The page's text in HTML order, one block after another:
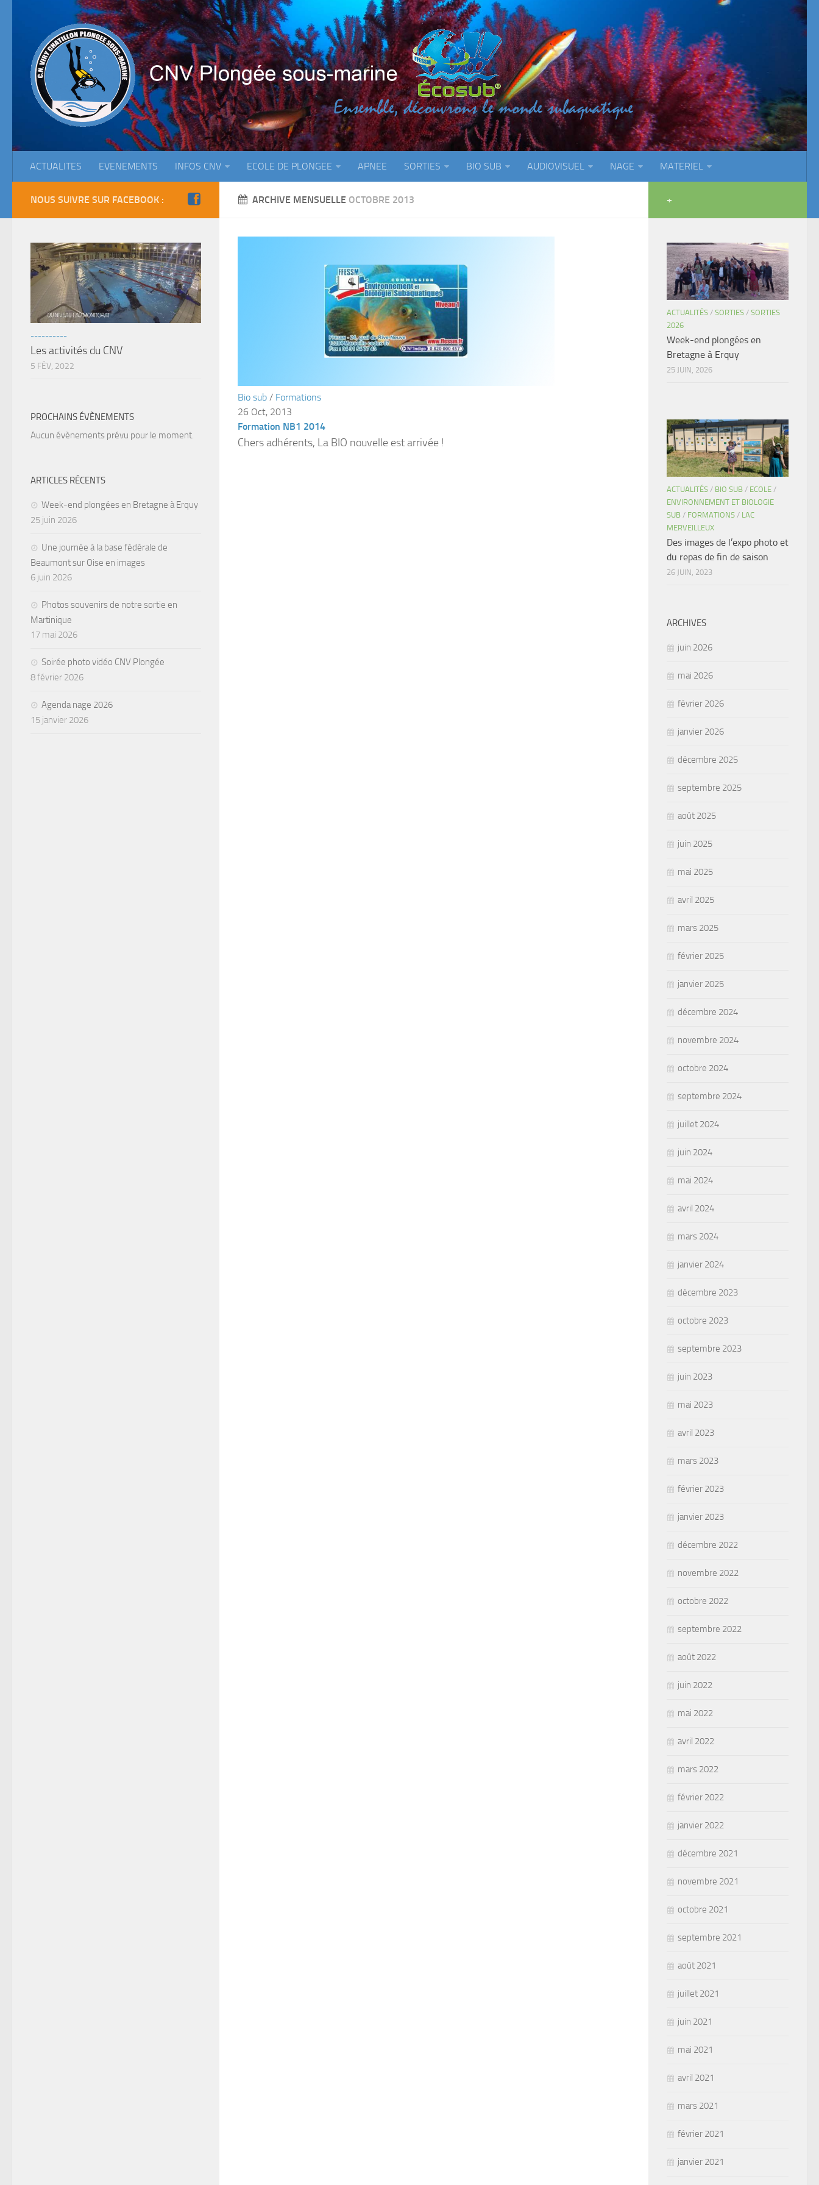
ACTUALITES EVENEMENTS INFOS CNV ECOLE DE PLONGEE APNEE SORTIES BIO SUB AUDIOVISUEL NAGE MATERIEL
ARCHIVE MENSUELLE OCTOBRE 2013
Bio sub / Formations
26 Oct, 2013
Formation NB1 2014
Chers adhérents, La BIO nouvelle est arrivée !
NOUS SUIVRE SUR FACEBOOK :
----------
Les activités du CNV
5 FÉV, 2022
PROCHAINS ÉVÈNEMENTS
Aucun évènements prévu pour le moment.
ARTICLES RÉCENTS
Week-end plongées en Bretagne à Erquy
25 juin 2026
Une journée à la base fédérale de
Beaumont sur Oise en images
6 juin 2026
Photos souvenirs de notre sortie en
Martinique
17 mai 2026
Soirée photo vidéo CNV Plongée
8 février 2026
Agenda nage 2026
15 janvier 2026
+
ACTUALITÉS / SORTIES / SORTIES
2026
Week-end plongées en
Bretagne à Erquy
25 JUIN, 2026
ACTUALITÉS / BIO SUB / ECOLE /
ENVIRONNEMENT ET BIOLOGIE
SUB / FORMATIONS / LAC
MERVEILLEUX
Des images de l’expo photo et
du repas de fin de saison
26 JUIN, 2023
ARCHIVES
juin 2026
mai 2026
février 2026
janvier 2026
décembre 2025
septembre 2025
août 2025
juin 2025
mai 2025
avril 2025
mars 2025
février 2025
janvier 2025
décembre 2024
novembre 2024
octobre 2024
septembre 2024
juillet 2024
juin 2024
mai 2024
avril 2024
mars 2024
janvier 2024
décembre 2023
octobre 2023
septembre 2023
juin 2023
mai 2023
avril 2023
mars 2023
février 2023
janvier 2023
décembre 2022
novembre 2022
octobre 2022
septembre 2022
août 2022
juin 2022
mai 2022
avril 2022
mars 2022
février 2022
janvier 2022
décembre 2021
novembre 2021
octobre 2021
septembre 2021
août 2021
juillet 2021
juin 2021
mai 2021
avril 2021
mars 2021
février 2021
janvier 2021